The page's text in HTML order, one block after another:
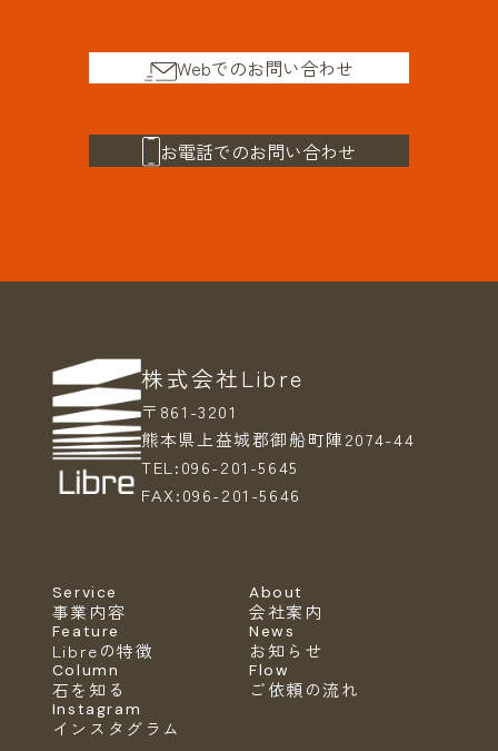
Webでのお問い合わせ
お電話でのお問い合わせ
株式会社Libre
〒861-3201
熊本県上益城郡御船町陣2074-44
TEL:096-201-5645
FAX:096-201-5646
Service
事業内容
About
会社案内
Feature
Libreの特徴
News
お知らせ
Column
石を知る
Flow
ご依頼の流れ
Instagram
インスタグラム